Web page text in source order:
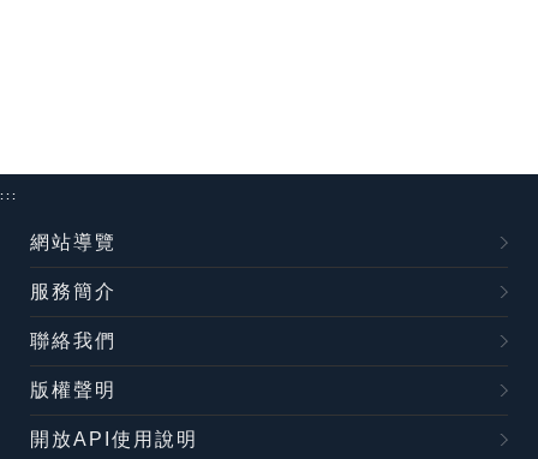
:::
網站導覽
服務簡介
聯絡我們
版權聲明
開放API使用說明